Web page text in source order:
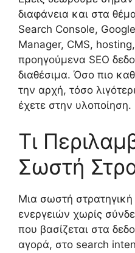
διαφάνεια και στα
Search Console,
Manager, CMS,
προηγούμενα SEO
διαθέσιμα. Όσο πιο
την αρχή, τόσο
έχετε στην υλοποίηση.
Τι
Σωστή
Μια σωστή στρατηγική
ενεργειών χωρίς
που βασίζεται στα
αγορά, στο search